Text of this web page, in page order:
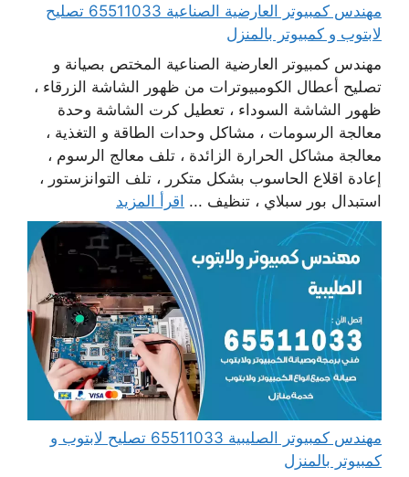
مهندس كمبيوتر العارضية الصناعية 65511033 تصليح
لابتوب و كمبيوتر بالمنزل
مهندس كمبيوتر العارضية الصناعية المختص بصيانة و
تصليح أعطال الكومبيوترات من ظهور الشاشة الزرقاء ،
ظهور الشاشة السوداء ، تعطيل كرت الشاشة وحدة
معالجة الرسومات ، مشاكل وحدات الطاقة و التغذية ،
معالجة مشاكل الحرارة الزائدة ، تلف معالج الرسوم ،
إعادة اقلاع الحاسوب بشكل متكرر ، تلف التوانزستور ،
استبدال بور سبلاي ، تنظيف ... اقرأ المزيد
مهندس كمبيوتر الصليبية 65511033 تصليح لابتوب و
كمبيوتر بالمنزل